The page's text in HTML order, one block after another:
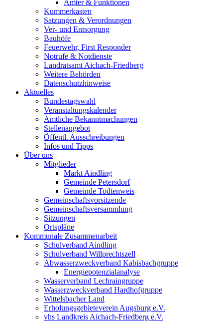
Ämter & Funktionen
Kummerkasten
Satzungen & Verordnungen
Ver- und Entsorgung
Bauhöfe
Feuerwehr, First Responder
Notrufe & Notdienste
Landratsamt Aichach-Friedberg
Weitere Behörden
Datenschutzhinweise
Aktuelles
Bundestagswahl
Veranstaltungskalender
Amtliche Bekanntmachungen
Stellenangebot
Öffentl. Ausschreibungen
Infos und Tipps
Über uns
Mitglieder
Markt Aindling
Gemeinde Petersdorf
Gemeinde Todtenweis
Gemeinschaftsvorsitzende
Gemeinschaftsversammlung
Sitzungen
Ortspläne
Kommunale Zusammenarbeit
Schulverband Aindling
Schulverband Willprechtszell
Abwasserzweckverband Kabisbachgruppe
Energiepotenzialanalyse
Wasserverband Lechraingruppe
Wasserzweckverband Hardhofgruppe
Wittelsbacher Land
Erholungsgebieteverein Augsburg e.V.
vhs Landkreis Aichach-Friedberg e.V.